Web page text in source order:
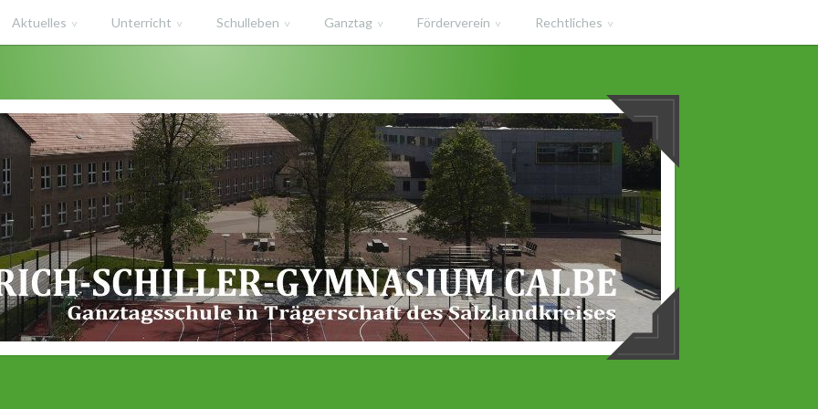
Aktuelles Unterricht Schulleben Ganztag Förderverein Rechtliches